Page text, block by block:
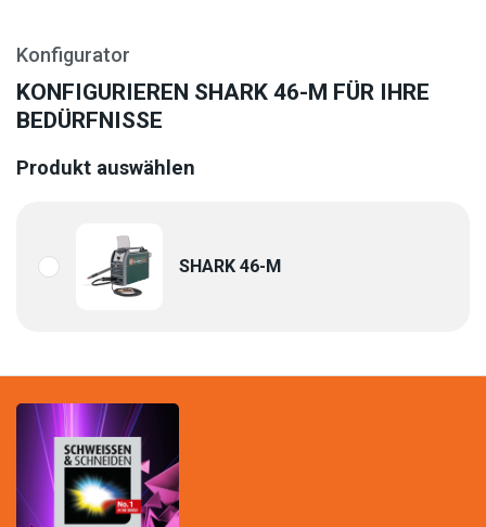
Konfigurator
KONFIGURIEREN SHARK 46-M FÜR IHRE
BEDÜRFNISSE
Produkt auswählen
SHARK 46-M